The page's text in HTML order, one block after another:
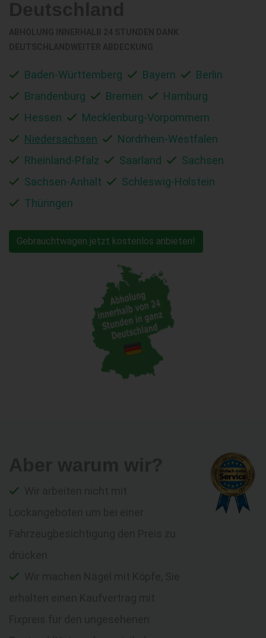
Baden-Württemberg Bayern
Berlin
Brandenburg
Bremen
Hamburg
Hessen
Mecklenburg-Vorpommern
Niedersachsen
Nordrhein-Westfalen
Rheinland-Pfalz
Saarland
Sachsen
Sachsen-Anhalt
Schleswig-Holstein
Thüringen
Gebrauchtwagen jetzt kostenlos anbieten!